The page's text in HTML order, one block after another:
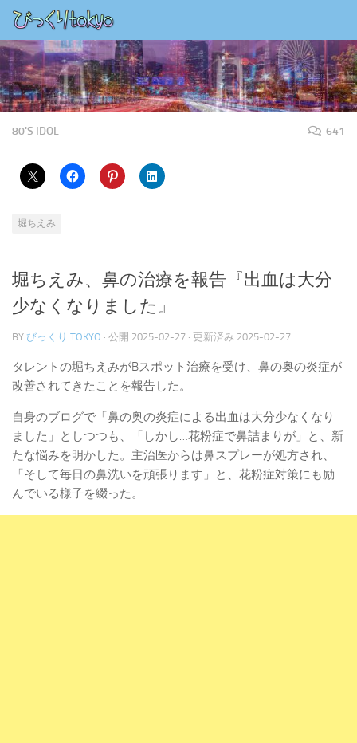
コンテンツの下
80'S IDOL 641
堀ちえみ
堀ちえみ、鼻の治療を報告『出血は大分
少なくなりました』
BY びっくり.TOKYO · 公開 2025-02-27 · 更新済み 2025-02-27
タレントの堀ちえみがBスポット治療を受け、鼻の奥の炎症が
改善されてきたことを報告した。
自身のブログで「鼻の奥の炎症による出血は大分少なくなり
ました」としつつも、「しかし…花粉症で鼻詰まりが」と、新
たな悩みを明かした。主治医からは鼻スプレーが処方され、
「そして毎日の鼻洗いを頑張ります」と、花粉症対策にも励
んでいる様子を綴った。